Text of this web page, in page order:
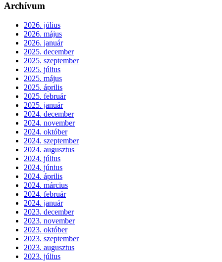
Archívum
2026. július
2026. május
2026. január
2025. december
2025. szeptember
2025. július
2025. május
2025. április
2025. február
2025. január
2024. december
2024. november
2024. október
2024. szeptember
2024. augusztus
2024. július
2024. június
2024. április
2024. március
2024. február
2024. január
2023. december
2023. november
2023. október
2023. szeptember
2023. augusztus
2023. július